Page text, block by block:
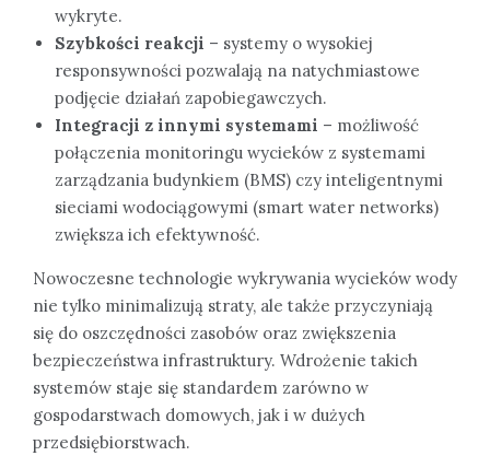
wykryte.
Szybkości reakcji – systemy o wysokiej
responsywności pozwalają na natychmiastowe
podjęcie działań zapobiegawczych.
Integracji z innymi systemami – możliwość
połączenia monitoringu wycieków z systemami
zarządzania budynkiem (BMS) czy inteligentnymi
sieciami wodociągowymi (smart water networks)
zwiększa ich efektywność.
Nowoczesne technologie wykrywania wycieków wody
nie tylko minimalizują straty, ale także przyczyniają
się do oszczędności zasobów oraz zwiększenia
bezpieczeństwa infrastruktury. Wdrożenie takich
systemów staje się standardem zarówno w
gospodarstwach domowych, jak i w dużych
przedsiębiorstwach.